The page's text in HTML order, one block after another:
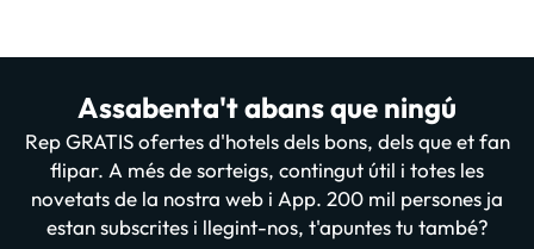
Assabenta't abans que ningú
Rep GRATIS ofertes d'hotels dels bons, dels que et fan
flipar. A més de sorteigs, contingut útil i totes les
novetats de la nostra web i App. 200 mil persones ja
estan subscrites i llegint-nos, t'apuntes tu també?